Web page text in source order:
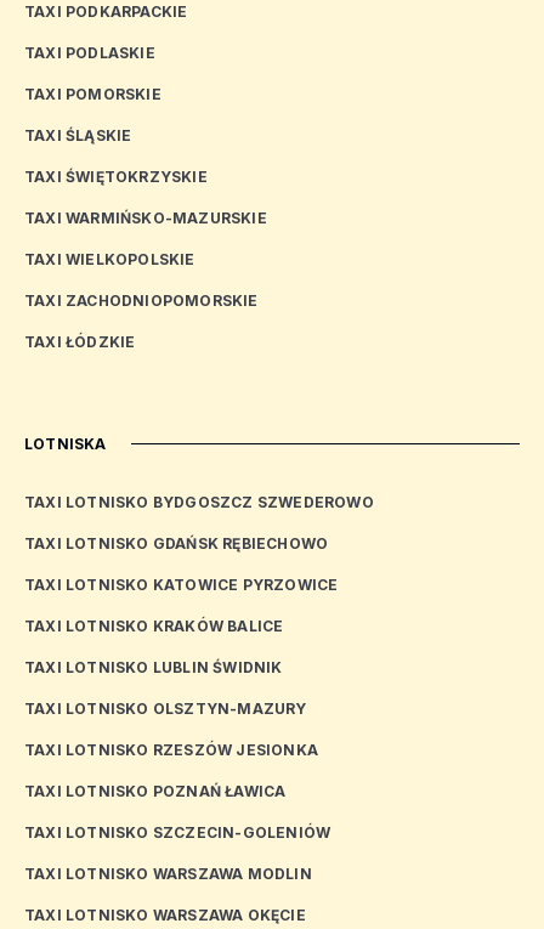
TAXI PODKARPACKIE
TAXI PODLASKIE
TAXI POMORSKIE
TAXI ŚLĄSKIE
TAXI ŚWIĘTOKRZYSKIE
TAXI WARMIŃSKO-MAZURSKIE
TAXI WIELKOPOLSKIE
TAXI ZACHODNIOPOMORSKIE
TAXI ŁÓDZKIE
LOTNISKA
TAXI LOTNISKO BYDGOSZCZ SZWEDEROWO
TAXI LOTNISKO GDAŃSK RĘBIECHOWO
TAXI LOTNISKO KATOWICE PYRZOWICE
TAXI LOTNISKO KRAKÓW BALICE
TAXI LOTNISKO LUBLIN ŚWIDNIK
TAXI LOTNISKO OLSZTYN-MAZURY
TAXI LOTNISKO RZESZÓW JESIONKA
TAXI LOTNISKO POZNAŃ ŁAWICA
TAXI LOTNISKO SZCZECIN-GOLENIÓW
TAXI LOTNISKO WARSZAWA MODLIN
TAXI LOTNISKO WARSZAWA OKĘCIE